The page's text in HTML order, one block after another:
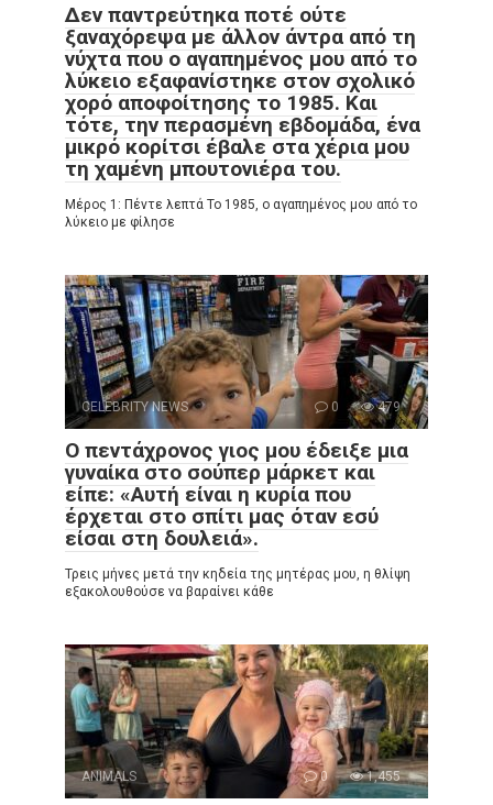
Δεν παντρεύτηκα ποτέ ούτε
ξαναχόρεψα με άλλον άντρα από τη
νύχτα που ο αγαπημένος μου από το
λύκειο εξαφανίστηκε στον σχολικό
χορό αποφοίτησης το 1985. Και
τότε, την περασμένη εβδομάδα, ένα
μικρό κορίτσι έβαλε στα χέρια μου
τη χαμένη μπουτονιέρα του.
Μέρος 1: Πέντε λεπτά Το 1985, ο αγαπημένος μου από το
λύκειο με φίλησε
CELEBRITY NEWS 0 479
Ο πεντάχρονος γιος μου έδειξε μια
γυναίκα στο σούπερ μάρκετ και
είπε: «Αυτή είναι η κυρία που
έρχεται στο σπίτι μας όταν εσύ
είσαι στη δουλειά».
Τρεις μήνες μετά την κηδεία της μητέρας μου, η θλίψη
εξακολουθούσε να βαραίνει κάθε
ANIMALS 0 1,455